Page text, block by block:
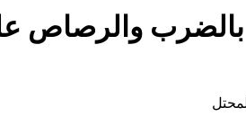
بالضرب والرصاص